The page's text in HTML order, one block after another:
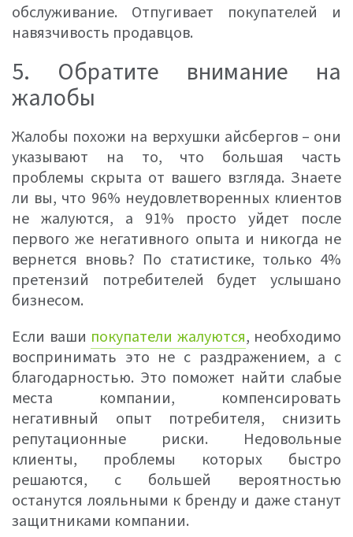
обслуживание. Отпугивает покупателей и
навязчивость продавцов.
5. Обратите внимание на
жалобы
Жалобы похожи на верхушки айсбергов – они
указывают на то, что большая часть
проблемы скрыта от вашего взгляда. Знаете
ли вы, что 96% неудовлетворенных клиентов
не жалуются, а 91% просто уйдет после
первого же негативного опыта и никогда не
вернется вновь? По статистике, только 4%
претензий потребителей будет услышано
бизнесом.
Если ваши покупатели жалуются, необходимо
воспринимать это не с раздражением, а с
благодарностью. Это поможет найти слабые
места компании, компенсировать
негативный опыт потребителя, снизить
репутационные риски. Недовольные
клиенты, проблемы которых быстро
решаются, с большей вероятностью
останутся лояльными к бренду и даже станут
защитниками компании.